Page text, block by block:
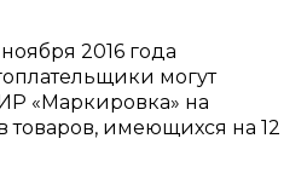
2016 года
могут
«Маркировка» на
товаров, имеющихся на 12